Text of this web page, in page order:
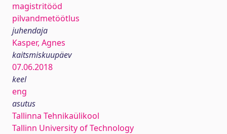
magistritööd
pilvandmetöötlus
juhendaja
Kasper, Agnes
kaitsmiskuupäev
07.06.2018
keel
eng
asutus
Tallinna Tehnikaülikool
Tallinn University of Technology